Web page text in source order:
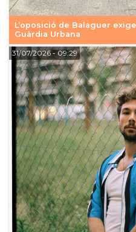
L’oposició de Balaguer
Guàrdia Urbana
31/07/2026- 09:29